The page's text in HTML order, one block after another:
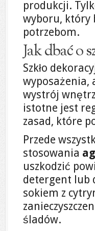
produkcji.
wyboru, który
potrzebom.
Jak dbać o
Szkło
wyposażenia,
wystrój
istotne jest
zasad, które
Przede
stosowania
uszkodzić
detergent lub
sokiem z
śladów.